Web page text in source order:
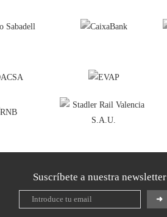
Suscríbete a nuestra newsletter